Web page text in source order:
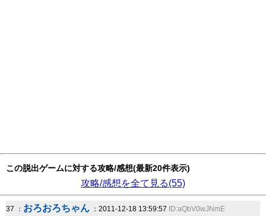
この脱出ゲームに対する攻略/感想(最新20件表示)
攻略/感想を全て見る(55)
37 ： おろおろちゃん ：2011-12-18 13:59:57 ID:aQbV0wJNmE